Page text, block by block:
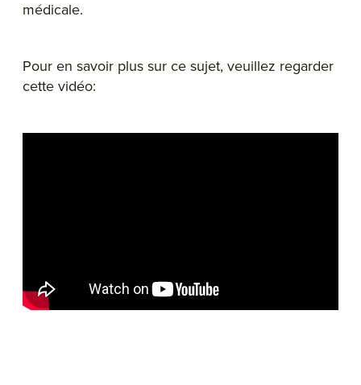
médicale.
Pour en savoir plus sur ce sujet, veuillez regarder
cette vidéo: